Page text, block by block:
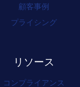
顧客事例
プライシング
リソース
コンプライアンス